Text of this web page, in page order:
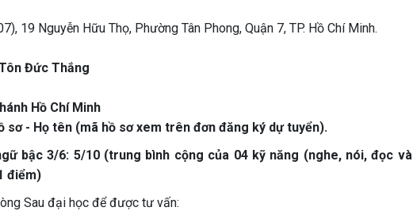
19 Nguyễn Hữu Thọ, Phường Tân Phong, Quận 7, TP. Hồ Chí Minh.
Đức Thắng
Hồ Chí Minh
sơ - Họ tên (mã hồ sơ xem trên đơn đăng ký dự tuyển).
bậc 3/6: 5/10 (trung bình cộng của 04 kỹ năng (nghe, nói, đọc và
điểm)
Sau đại học để được tư vấn: